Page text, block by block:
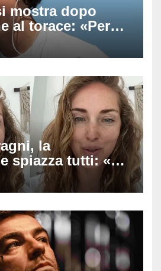
mostra dopo
al torace: «Per
in trappola», il
difficile percorso
la
spiazza tutti: «Un
che mi rifacessi
svela i ritocchi di